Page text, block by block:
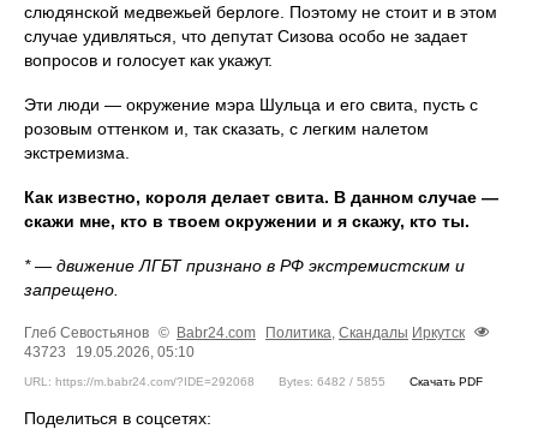
слюдянской медвежьей берлоге. Поэтому не стоит и в этом
случае удивляться, что депутат Сизова особо не задает
вопросов и голосует как укажут.
Эти люди — окружение мэра Шульца и его свита, пусть с
розовым оттенком и, так сказать, с легким налетом
экстремизма.
Как известно, короля делает свита. В данном случае —
скажи мне, кто в твоем окружении и я скажу, кто ты.
* — движение ЛГБТ признано в РФ экстремистским и
запрещено.
Глеб Севостьянов © Babr24.com Политика, Скандалы Иркутск
43723
19.05.2026, 05:10
URL: https://m.babr24.com/?IDE=292068 Bytes: 6482 / 5855 Скачать PDF
Поделиться в соцсетях: